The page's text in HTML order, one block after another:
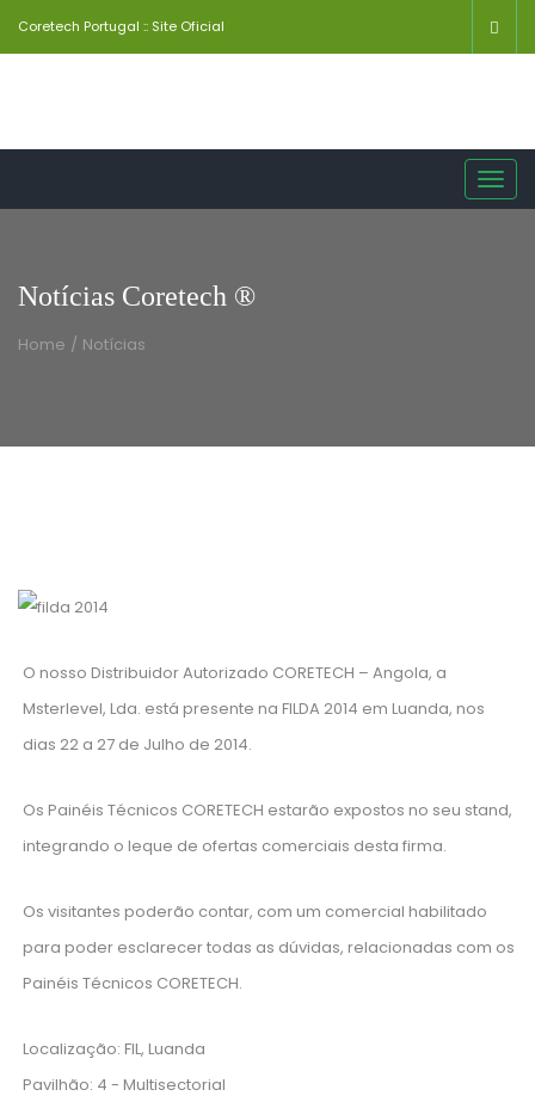
Coretech Portugal :: Site Oficial
Notícias Coretech ®
Home / Notícias
O nosso Distribuidor Autorizado CORETECH – Angola, a
Msterlevel, Lda. está presente na FILDA 2014 em Luanda, nos
dias 22 a 27 de Julho de 2014.
Os Painéis Técnicos CORETECH estarão expostos no seu stand,
integrando o leque de ofertas comerciais desta firma.
Os visitantes poderão contar, com um comercial habilitado
para poder esclarecer todas as dúvidas, relacionadas com os
Painéis Técnicos CORETECH.
Localização: FIL, Luanda
Pavilhão: 4 - Multisectorial